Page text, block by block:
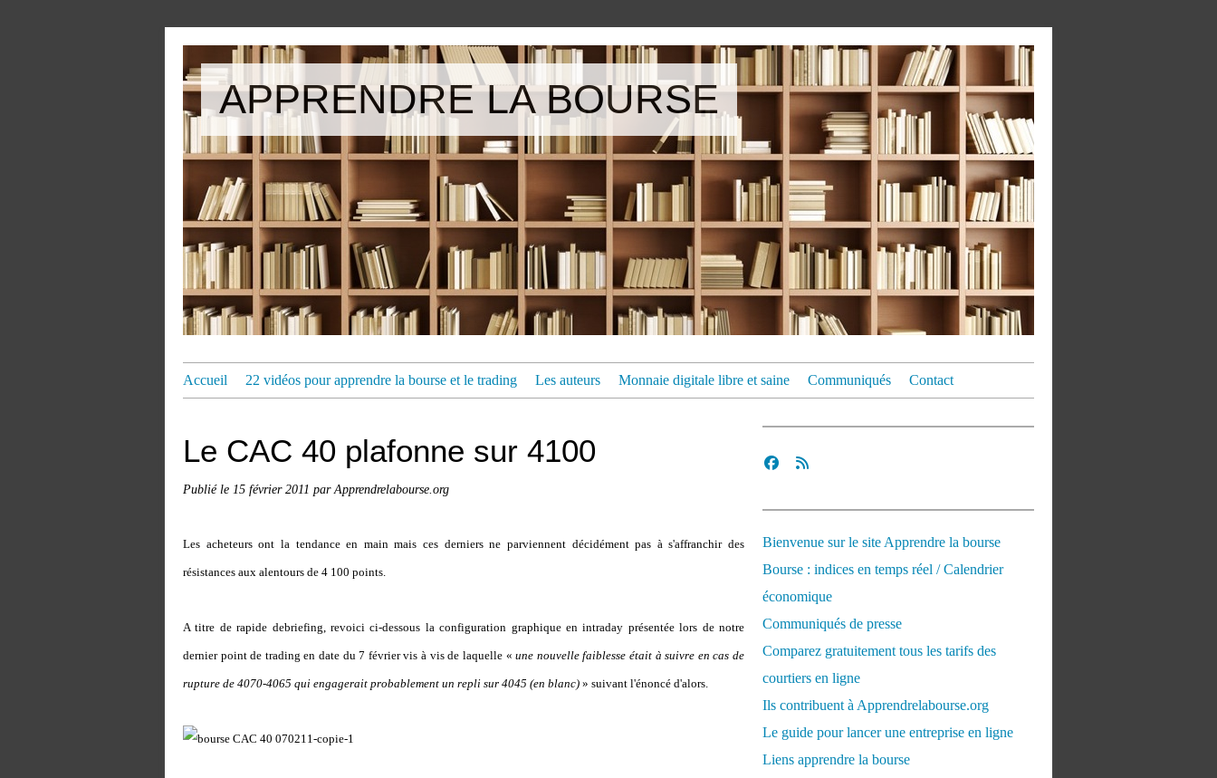
APPRENDRE LA BOURSE
Accueil 22 vidéos pour apprendre la bourse et le trading Les auteurs Monnaie digitale libre et saine Communiqués Contact
Le CAC 40 plafonne sur 4100
Publié le 15 février 2011 par Apprendrelabourse.org
Les acheteurs ont la tendance en main mais ces derniers ne parviennent décidément pas à s'affranchir des
résistances aux alentours de 4 100 points.
A titre de rapide debriefing, revoici ci-dessous la configuration graphique en intraday présentée lors de notre
dernier point de trading en date du 7 février vis à vis de laquelle «une nouvelle faiblesse était à suivre en cas de
rupture de 4070-4065 qui engagerait probablement un repli sur 4045 (en blanc) » suivant l'énoncé d'alors.
Bienvenue sur le site Apprendre la bourse
Bourse : indices en temps réel / Calendrier
économique
Communiqués de presse
Comparez gratuitement tous les tarifs des
courtiers en ligne
Ils contribuent à Apprendrelabourse.org
Le guide pour lancer une entreprise en ligne
Liens apprendre la bourse